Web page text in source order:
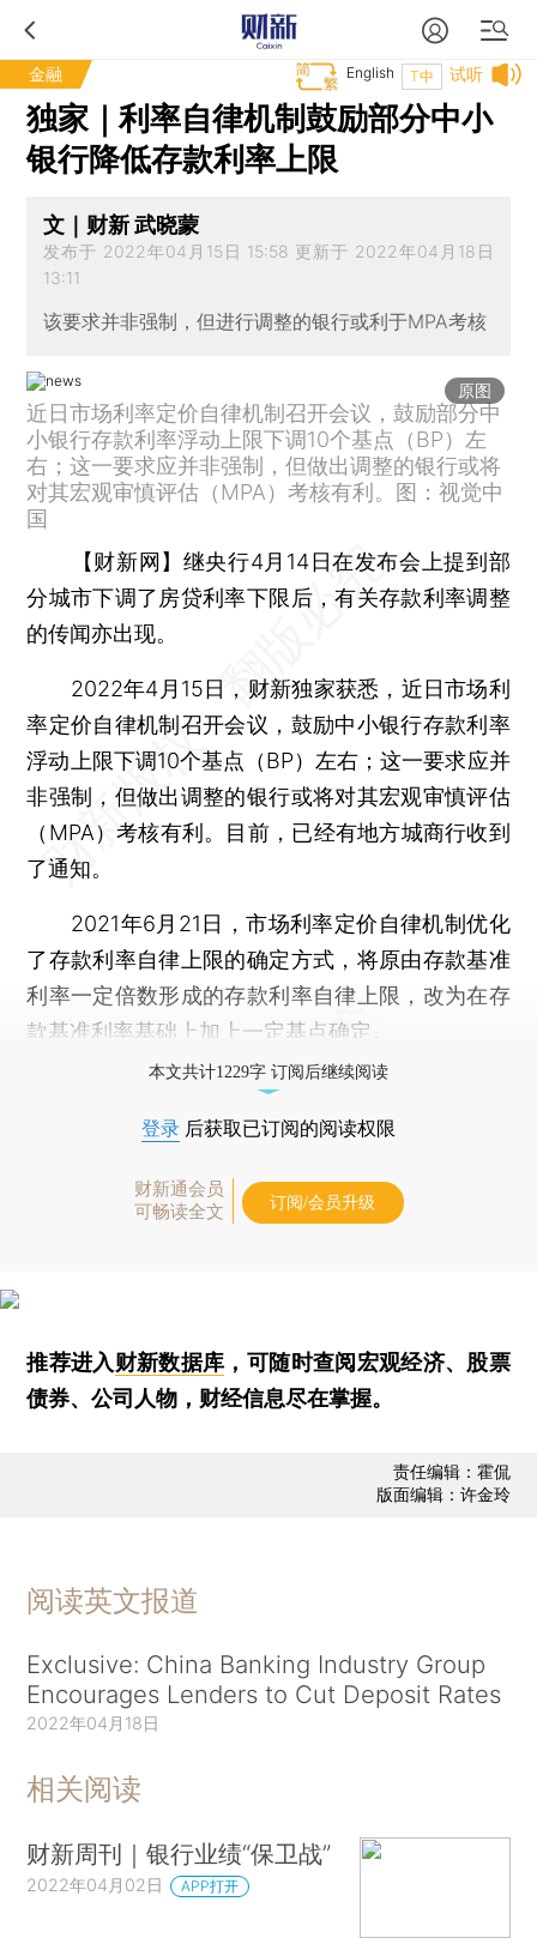
金融 试听
T中
English
独家｜利率自律机制鼓励部分中小
银行降低存款利率上限
文｜财新 武晓蒙
发布于 2022年04月15日 15:58 更新于 2022年04月18日
13:11
该要求并非强制，但进行调整的银行或利于MPA考核
原图
近日市场利率定价自律机制召开会议，鼓励部分中
小银行存款利率浮动上限下调10个基点（BP）左
右；这一要求应并非强制，但做出调整的银行或将
对其宏观审慎评估（MPA）考核有利。图：视觉中
国
【财新网】 继央行4月14日在发布会上提到部
分城市下调了房贷利率下限后，有关存款利率调整
的传闻亦出现。
2022年4月15日，财新独家获悉，近日市场利
率定价自律机制召开会议，鼓励中小银行存款利率
浮动上限下调10个基点（BP）左右；这一要求应并
非强制，但做出调整的银行或将对其宏观审慎评估
（MPA）考核有利。目前，已经有地方城商行收到
了通知。
2021年6月21日，市场利率定价自律机制优化
了存款利率自律上限的确定方式，将原由存款基准
利率一定倍数形成的存款利率自律上限，改为在存
款基准利率基础上加上一定基点确定。
本文共计1229字 订阅后继续阅读
登录 后获取已订阅的阅读权限
财新通会员
可畅读全文
订阅/会员升级
推荐进入财新数据库 ，可随时查阅宏观经济、股票
债券、公司人物，财经信息尽在掌握。
责任编辑：霍侃
版面编辑：许金玲
阅读英文报道
Exclusive: China Banking Industry Group
Encourages Lenders to Cut Deposit Rates
2022年04月18日
相关阅读
财新周刊｜银行业绩“保卫战”
2022年04月02日 APP打开